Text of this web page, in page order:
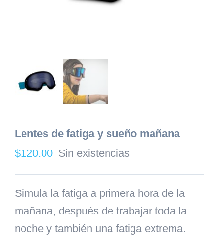
Lentes de fatiga y sueño mañana
$120.00 Sin existencias
Simula la fatiga a primera hora de la
mañana, después de trabajar toda la
noche y también una fatiga extrema.